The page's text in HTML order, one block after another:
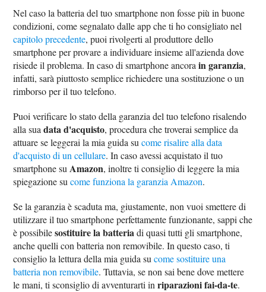
Nel caso la batteria del tuo smartphone non fosse più in buone
condizioni, come segnalato dalle app che ti ho consigliato nel
capitolo precedente, puoi rivolgerti al produttore dello
smartphone per provare a individuare insieme all'azienda dove
risiede il problema. In caso di smartphone ancorain garanzia,
infatti, sarà piuttosto semplice richiedere una sostituzione o un
rimborso per il tuo telefono.
Puoi verificare lo stato della garanzia del tuo telefono risalendo
alla suadata d'acquisto, procedura che troverai semplice da
attuare se leggerai la mia guida sucome risalire alla data
d'acquisto di un cellulare. In caso avessi acquistato il tuo
smartphone su Amazon, inoltre ti consiglio di leggere la mia
spiegazione sucome funziona la garanzia Amazon.
Se la garanzia è scaduta ma, giustamente, non vuoi smettere di
utilizzare il tuo smartphone perfettamente funzionante, sappi che
è possibilesostituire la batteria di quasi tutti gli smartphone,
anche quelli con batteria non removibile. In questo caso, ti
consiglio la lettura della mia guida sucome sostituire una
batteria non removibile. Tuttavia, se non sai bene dove mettere
le mani, ti sconsiglio di avventurarti inriparazioni fai-da-te.